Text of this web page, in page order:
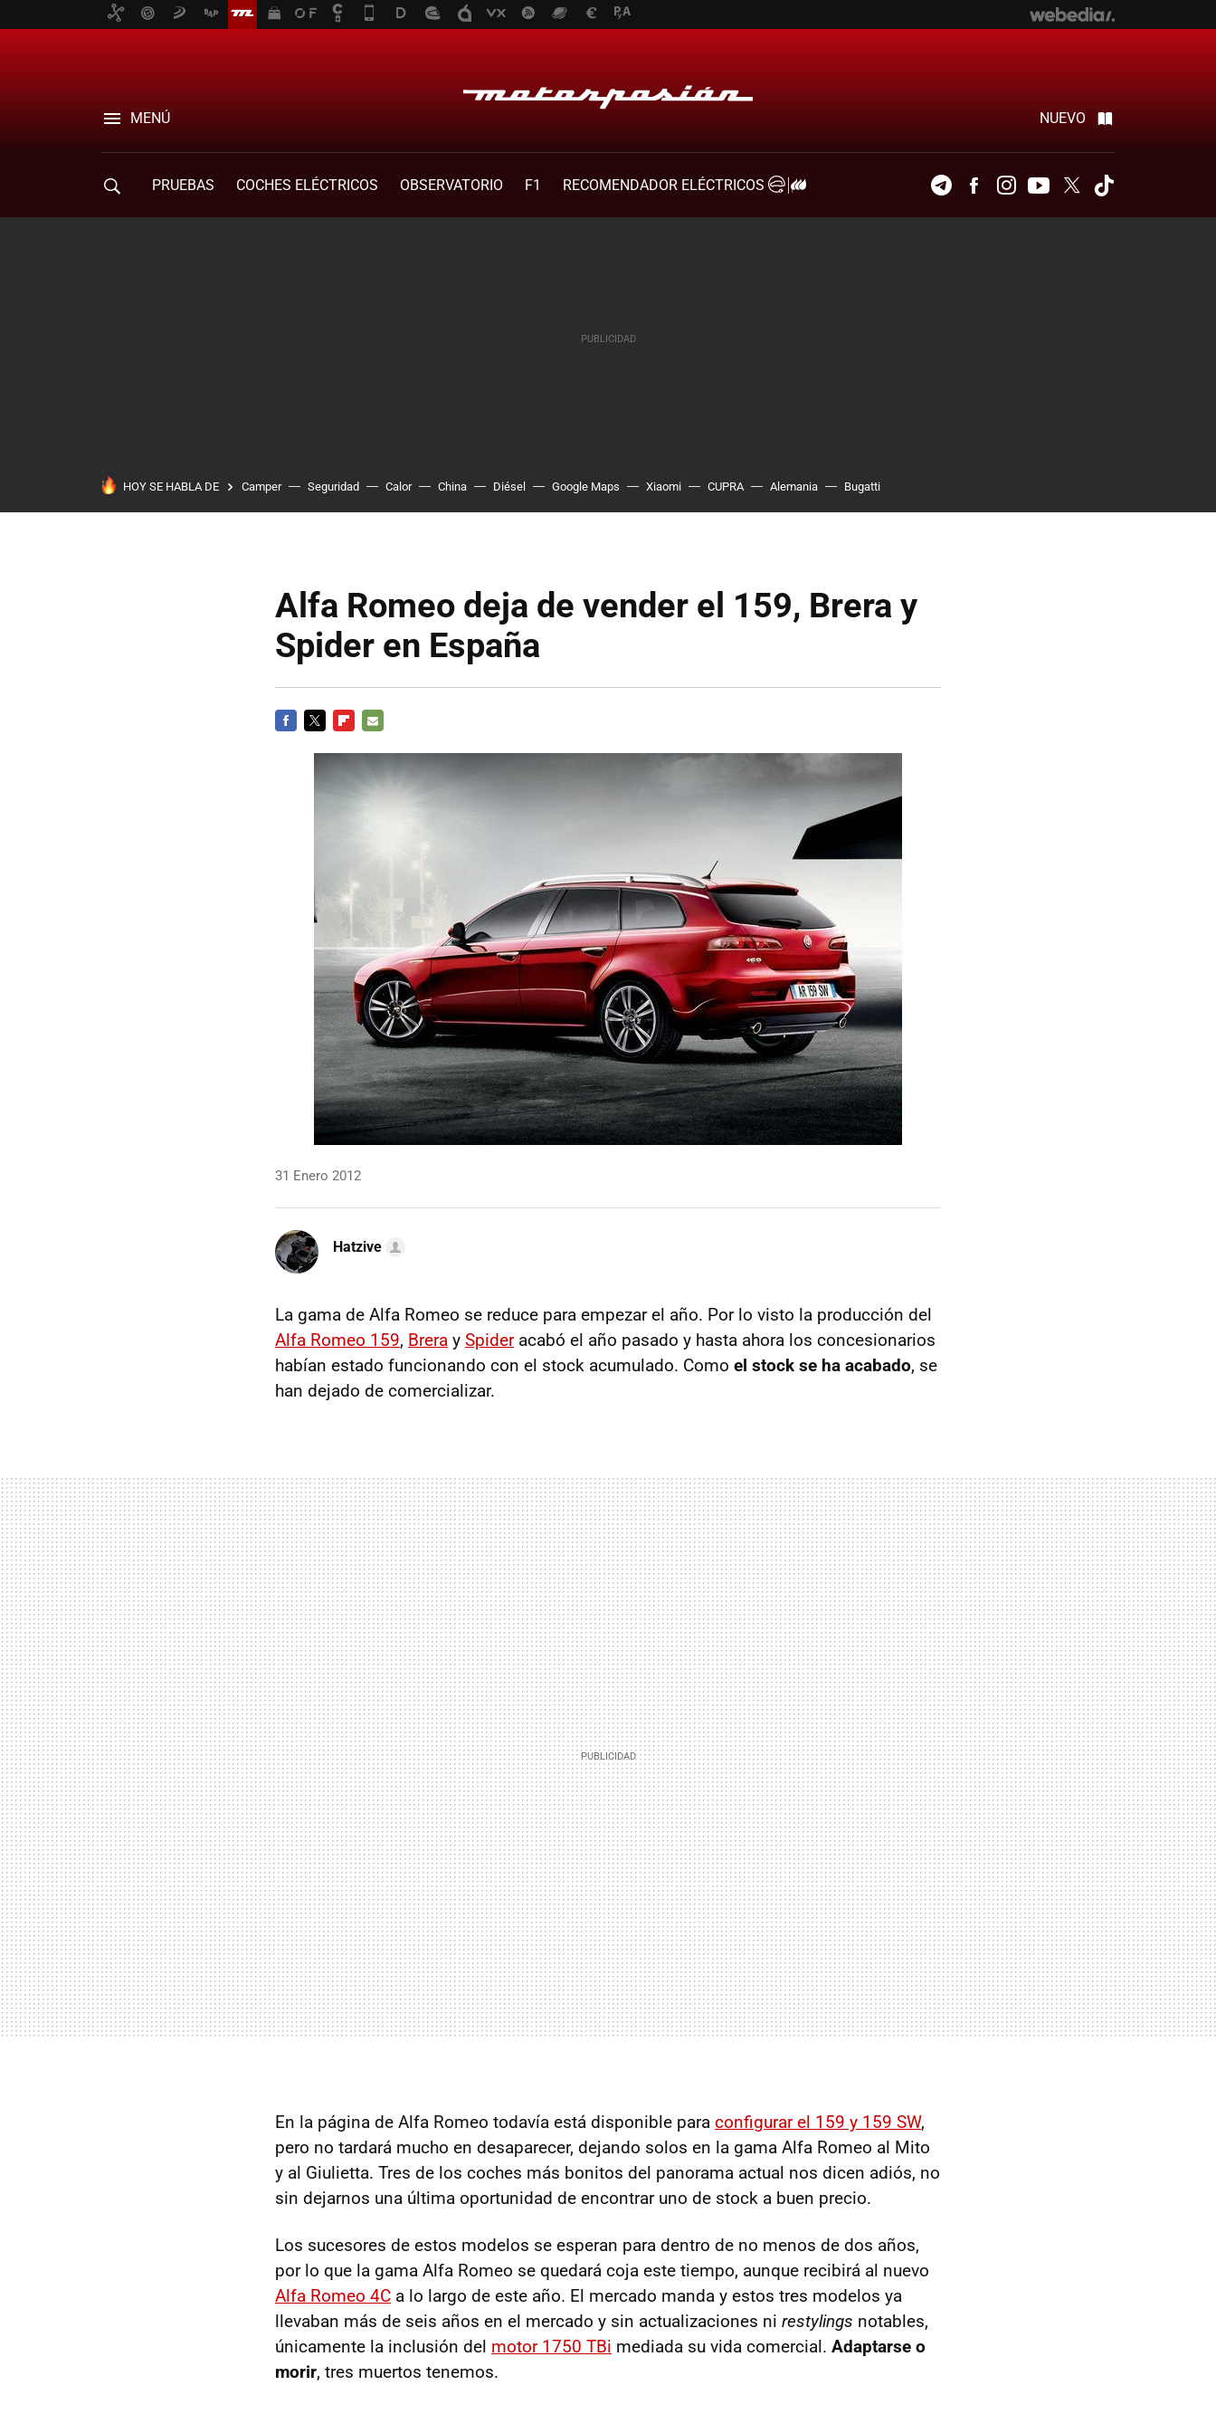
MENÚ NUEVO
PRUEBAS COCHES ELÉCTRICOS OBSERVATORIO F1
RECOMENDADOR ELÉCTRICOS
TelegramFacebookInstagramYoutubeTwitter
HOY SE HABLA DE Camper Seguridad Calor China Diésel Google Maps Xiaomi CUPRA Alemania Bugatti
Alfa Romeo deja de vender el 159, Brera y
Spider en España
31 Enero 2012
Hatzive
La gama de Alfa Romeo se reduce para empezar el año. Por lo visto la producción del
Alfa Romeo 159, Brera y Spideracabó el año pasado y hasta ahora los concesionarios
habían estado funcionando con el stock acumulado. Como el stock se ha acabado, se
han dejado de comercializar.
En la página de Alfa Romeo todavía está disponible para configurar el 159 y 159 SW,
pero no tardará mucho en desaparecer, dejando solos en la gama Alfa Romeo al Mito
y al Giulietta. Tres de los coches más bonitos del panorama actual nos dicen adiós, no
sin dejarnos una última oportunidad de encontrar uno de stock a buen precio.
Los sucesores de estos modelos se esperan para dentro de no menos de dos años,
por lo que la gama Alfa Romeo se quedará coja este tiempo, aunque recibirá al nuevo
Alfa Romeo 4C a lo largo de este año. El mercado manda y estos tres modelos ya
llevaban más de seis años en el mercado y sin actualizaciones ni restylings notables,
únicamente la inclusión del motor 1750 TBi mediada su vida comercial. Adaptarse o
morir, tres muertos tenemos.